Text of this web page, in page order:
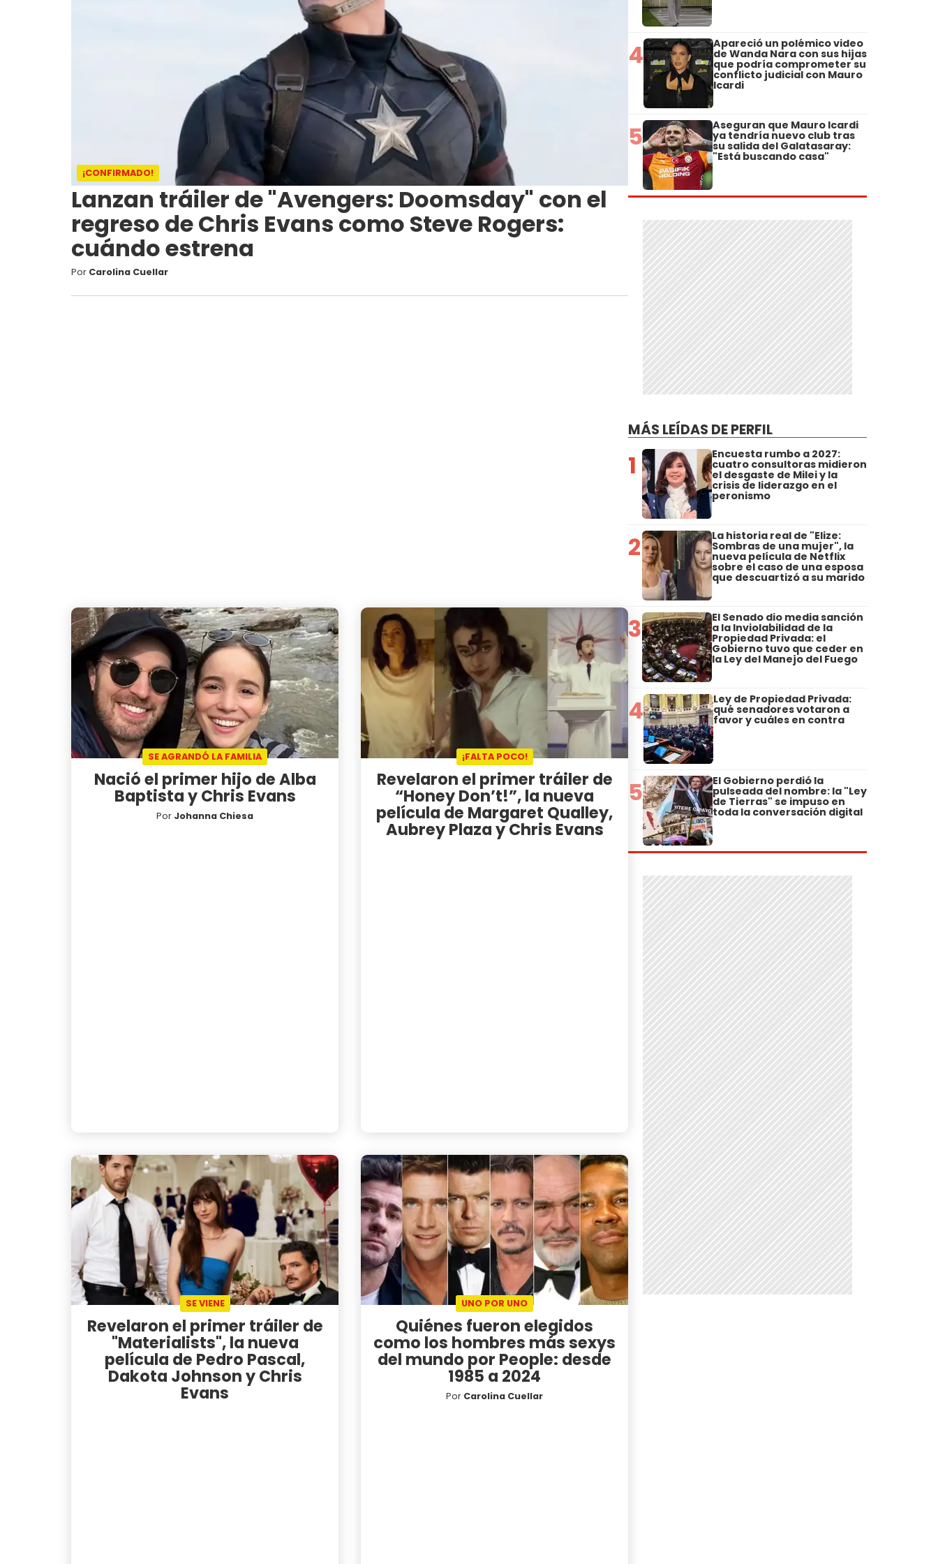
¡CONFIRMADO!
Lanzan tráiler de "Avengers: Doomsday" con el
regreso de Chris Evans como Steve Rogers:
cuándo estrena
Por Carolina Cuellar
SE AGRANDÓ LA FAMILIA
Nació el primer hijo de Alba
Baptista y Chris Evans
Por Johanna Chiesa
¡FALTA POCO!
Revelaron el primer tráiler de
“Honey Don’t!”, la nueva
película de Margaret Qualley,
Aubrey Plaza y Chris Evans
SE VIENE
Revelaron el primer tráiler de
"Materialists", la nueva
película de Pedro Pascal,
Dakota Johnson y Chris
Evans
UNO POR UNO
Quiénes fueron elegidos
como los hombres más sexys
del mundo por People: desde
1985 a 2024
Por Carolina Cuellar
4 Apareció un polémico video
de Wanda Nara con sus hijas
que podría comprometer su
conflicto judicial con Mauro
Icardi
5 Aseguran que Mauro Icardi
ya tendría nuevo club tras
su salida del Galatasaray:
"Está buscando casa"
MÁS LEÍDAS DE PERFIL
1 Encuesta rumbo a 2027:
cuatro consultoras midieron
el desgaste de Milei y la
crisis de liderazgo en el
peronismo
2 La historia real de "Elize:
Sombras de una mujer", la
nueva película de Netflix
sobre el caso de una esposa
que descuartizó a su marido
3 El Senado dio media sanción
a la Inviolabilidad de la
Propiedad Privada: el
Gobierno tuvo que ceder en
la Ley del Manejo del Fuego
4 Ley de Propiedad Privada:
qué senadores votaron a
favor y cuáles en contra
5 El Gobierno perdió la
pulseada del nombre: la "Ley
de Tierras" se impuso en
toda la conversación digital